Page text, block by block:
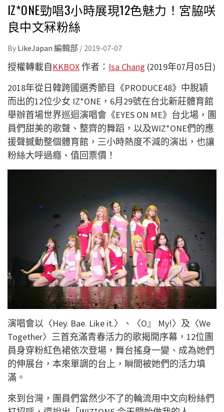
IZ*ONE勁唱3小時展現12色魅力！宮脇咲
良中文冧粉絲
By LikeJapan 編輯部 / 2019-07-07
授權轉載自KKBOX作者： Isa Chang (2019年07月05日)
2018年從日韓跨國選秀節目《PRODUCE48》中脫穎
而出的12位少女 IZ*ONE，6月29號在台北新莊體育館
舉辦首場世界巡迴演唱會《EYES ON ME》台北場，團
員們甜美的歌聲、整齊的舞蹈，以及WIZ*ONE們的應
援聲撼動整個體育館，三小時熱度不減的演出，也讓
粉絲大呼過癮、值回票價！
演唱會以〈Hey. Bae. Like it.〉、〈O』 My!〉及〈We
Together〉三首充滿青春活力的歌揭開序幕，12位團
員身穿粉紅色裙依次登場，舞台搖身一變、成為她們
的伸展台，本來單調的台上，瞬間被她們的活力填
滿。
來到台灣，團員們當然少不了的輪流用中文向粉絲們